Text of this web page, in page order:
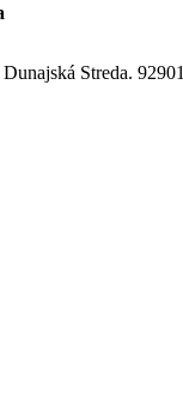
Streda. 92901